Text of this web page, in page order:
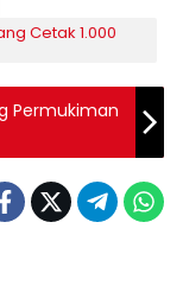
Cetak 1.000
Permukiman